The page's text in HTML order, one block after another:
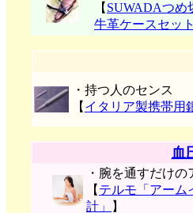
【 SUWADAつめ
牛革ケースセット
・持つ人のセンス
【 イタリア製携帯用
血
・腕を通すだけ
【 テルモ「アーム
計」
】